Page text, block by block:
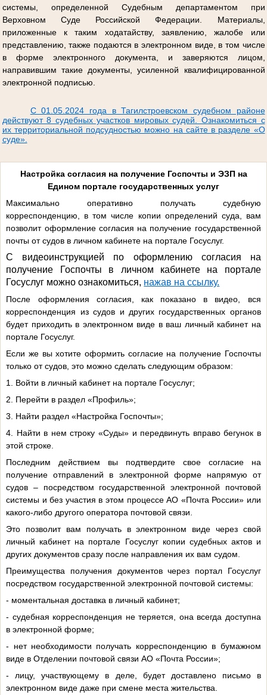
системы, определенной Судебным департаментом при
Верховном Суде Российской Федерации. Материалы,
приложенные к таким ходатайству, заявлению, жалобе или
представлению, также подаются в электронном виде, в том числе
в форме электронного документа, и заверяются лицом,
направившим такие документы, усиленной квалифицированной
электронной подписью.
С 01.05.2024 года в Тагилстроевском судебном районе
действуют 8 судебных участков мировых судей. Ознакомиться с
их территориальной подсудностью можно на сайте в разделе «О
суде».
Настройка согласия на получение Госпочты и ЭЗП на
Едином портале государственных услуг
Максимально оперативно получать судебную
корреспонденцию, в том числе копии определений суда, вам
позволит оформление согласия на получение государственной
почты от судов в личном кабинете на портале Госуслуг.
С видеоинструкцией по оформлению согласия на
получение Госпочты в личном кабинете на портале
Госуслуг можно ознакомиться, нажав на ссылку.
После оформления согласия, как показано в видео, вся
корреспонденция из судов и других государственных органов
будет приходить в электронном виде в ваш личный кабинет на
портале Госуслуг.
Если же вы хотите оформить согласие на получение Госпочты
только от судов, это можно сделать следующим образом:
1. Войти в личный кабинет на портале Госуслуг;
2. Перейти в раздел «Профиль»;
3. Найти раздел «Настройка Госпочты»;
4. Найти в нем строку «Суды» и передвинуть вправо бегунок в
этой строке.
Последним действием вы подтвердите свое согласие на
получение отправлений в электронной форме напрямую от
судов – посредством государственной электронной почтовой
системы и без участия в этом процессе АО «Почта России» или
какого-либо другого оператора почтовой связи.
Это позволит вам получать в электронном виде через свой
личный кабинет на портале Госуслуг копии судебных актов и
других документов сразу после направления их вам судом.
Преимущества получения документов через портал Госуслуг
посредством государственной электронной почтовой системы:
- моментальная доставка в личный кабинет;
- судебная корреспонденция не теряется, она всегда доступна
в электронной форме;
- нет необходимости получать корреспонденцию в бумажном
виде в Отделении почтовой связи АО «Почта России»;
- лицу, участвующему в деле, будет доставлено письмо в
электронном виде даже при смене места жительства.